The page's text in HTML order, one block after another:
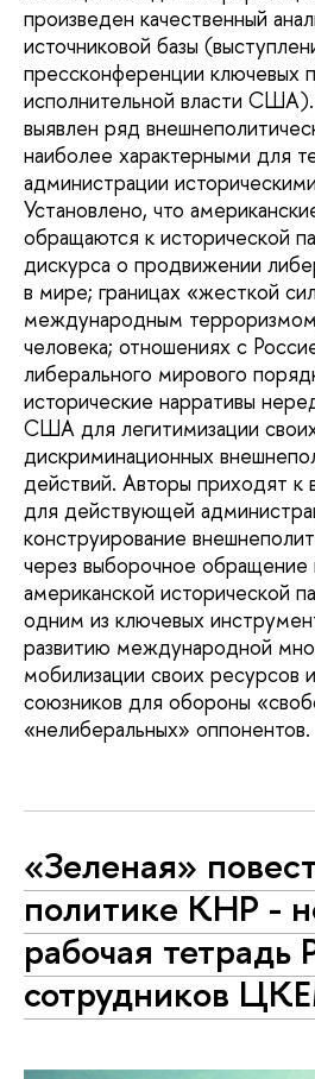
произведен качественный
источниковой базы
прессконференции ключевых
исполнительной власти США).
выявлен ряд
наиболее характерными для
администрации
Установлено, что
обращаются к исторической
дискурса о продвижении
в мире; границах «жесткой
международным
человека; отношениях с
либерального мирового
исторические нарративы
США для легитимизации
дискриминационных
действий. Авторы приходят к
для действующей
конструирование
через выборочное
американской исторической
одним из ключевых
развитию международной
мобилизации своих ресурсов
союзников для обороны
«нелиберальных» оппонентов.
«Зеленая»
политике КНР -
рабочая
сотрудников